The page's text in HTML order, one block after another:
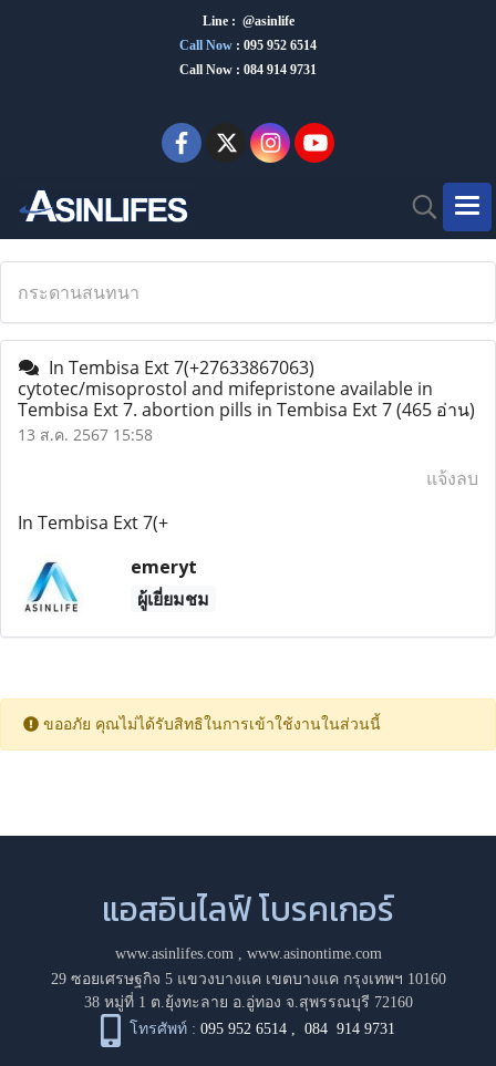
Line : @asinlife
Call Now : 095 952 6514
Call Now : 084 914 9731
กระดานสนทนา
In Tembisa Ext 7(+27633867063)
cytotec/misoprostol and mifepristone available in
Tembisa Ext 7. abortion pills in Tembisa Ext 7(465 อ่าน)
13 ส.ค. 2567 15:58
แจ้งลบ
In Tembisa Ext 7(+
emeryt
ผู้เยี่ยมชม
ขออภัย คุณไม่ได้รับสิทธิในการเข้าใช้งานในส่วนนี้
แอสอินไลฟ์ โบรคเกอร์
www.asinlifes.com, www.asinontime.com
29 ซอยเศรษฐกิจ 5 แขวงบางแค เขตบางแค กรุงเทพฯ 10160
38 หมู่ที่ 1 ต.ยุ้งทะลาย อ.อู่ทอง จ.สุพรรณบุรี 72160
โทรศัพท์ : 095 952 6514 ,084 914 9731